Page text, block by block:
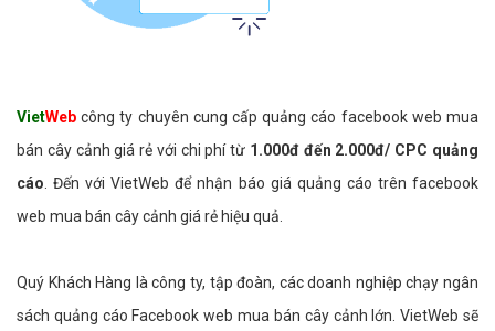
VietWeb công ty chuyên cung cấp quảng cáo facebook web mua
bán cây cảnh giá rẻ với chi phí từ 1.000đ đến 2.000đ/ CPC quảng
cáo . Đến với VietWeb để nhận báo giá quảng cáo trên facebook
web mua bán cây cảnh giá rẻ hiệu quả.
Quý Khách Hàng là công ty, tập đoàn, các doanh nghiệp chạy ngân
sách quảng cáo Facebook web mua bán cây cảnh lớn. VietWeb sẽ